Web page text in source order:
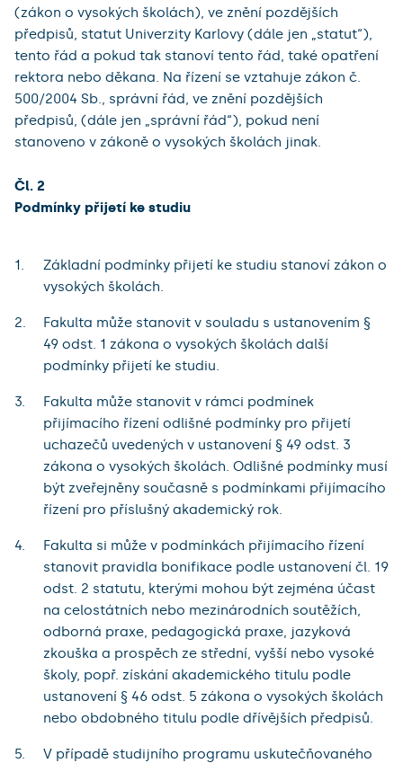
(zákon o vysokých školách), ve znění pozdějších
předpisů, statut Univerzity Karlovy (dále jen „statut“),
tento řád a pokud tak stanoví tento řád, také opatření
rektora nebo děkana. Na řízení se vztahuje zákon č.
500/2004 Sb., správní řád, ve znění pozdějších
předpisů, (dále jen „správní řád“), pokud není
stanoveno v zákoně o vysokých školách jinak.
Čl. 2
Podmínky přijetí ke studiu
Základní podmínky přijetí ke studiu stanoví zákon o
vysokých školách.
Fakulta může stanovit v souladu s ustanovením §
49 odst. 1 zákona o vysokých školách další
podmínky přijetí ke studiu.
Fakulta může stanovit v rámci podmínek
přijímacího řízení odlišné podmínky pro přijetí
uchazečů uvedených v ustanovení § 49 odst. 3
zákona o vysokých školách. Odlišné podmínky musí
být zveřejněny současně s podmínkami přijímacího
řízení pro příslušný akademický rok.
Fakulta si může v podmínkách přijímacího řízení
stanovit pravidla bonifikace podle ustanovení čl. 19
odst. 2 statutu, kterými mohou být zejména účast
na celostátních nebo mezinárodních soutěžích,
odborná praxe, pedagogická praxe, jazyková
zkouška a prospěch ze střední, vyšší nebo vysoké
školy, popř. získání akademického titulu podle
ustanovení § 46 odst. 5 zákona o vysokých školách
nebo obdobného titulu podle dřívějších předpisů.
V případě studijního programu uskutečňovaného